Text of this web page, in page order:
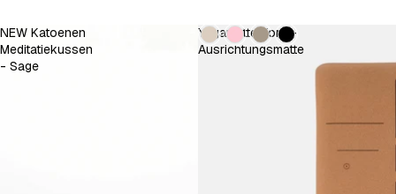
Kleur
NEW Katoenen
Meditatiekussen
- Sage
Yogamatte Kork -
Ausrichtungsmatte